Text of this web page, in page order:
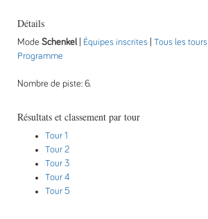
Détails
Mode Schenkel Équipes inscrites Tous les tours
Programme
Nombre de piste: 6.
Résultats et classement par tour
Tour 1
Tour 2
Tour 3
Tour 4
Tour 5